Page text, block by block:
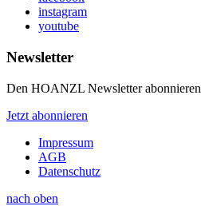
instagram
youtube
Newsletter
Den HOANZL Newsletter abonnieren
Jetzt abonnieren
Impressum
AGB
Datenschutz
nach oben